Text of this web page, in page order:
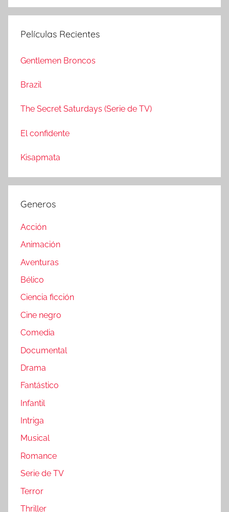
s
a
:
u
Películas Recientes
Gentlemen Broncos
Brazil
The Secret Saturdays (Serie de TV)
El confidente
Kisapmata
Generos
Acción
Animación
Aventuras
Bélico
Ciencia ficción
Cine negro
Comedia
Documental
Drama
Fantástico
Infantil
Intriga
Musical
Romance
Serie de TV
Terror
Thriller